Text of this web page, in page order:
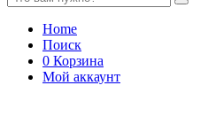
Home
Поиск
0 Корзина
Мой аккаунт